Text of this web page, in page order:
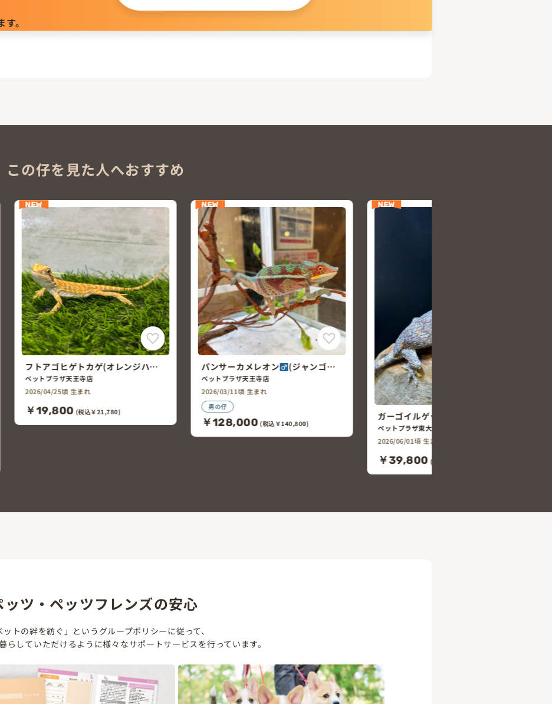
。
この仔を見た人へおすすめ
NEW
パンサーカメレオン
(ジャンゴア)
ｃｂ
ペットプラザ天王寺店
2026/03/11頃 生まれ
男の仔
￥128,000 (税込￥140,800)
NEW
ガーゴイルゲッコー ～オレンジブ
ロッチ～
ペットプラザ東大阪菱江店
NEW
ガーゴイルゲッコー ～オレンジブ
ロッチ～
ペットプラザ東大阪菱江店
2026/06/01頃 生まれ
￥39,800 (税込￥43,780)
ッツ・ペッツフレンズの安心
トの絆を紡ぐ」というグループポリシーに従って、
らしていただけるように様々なサポートサービスを行っています。